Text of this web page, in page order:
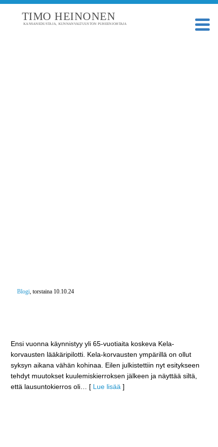
TIMO HEINONEN
KANSANEDUSTAJA, KUNNANVALTUUSTON PUHEENJOHTAJA
Blogi, torstaina 10.10.24
Ensi vuonna käynnistyy yli 65-vuotiaita koskeva Kela-
korvausten lääkäripilotti. Kela-korvausten ympärillä on ollut
syksyn aikana vähän kohinaa. Eilen julkistettiin nyt esitykseen
tehdyt muutokset kuulemiskierroksen jälkeen ja näyttää siltä,
että lausuntokierros oli … [ Lue lisää ]